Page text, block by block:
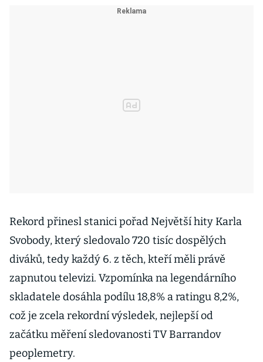
Rekord přinesl stanici pořad Největší hity Karla
Svobody, který sledovalo 720 tisíc dospělých
diváků, tedy každý 6. z těch, kteří měli právě
zapnutou televizi. Vzpomínka na legendárního
skladatele dosáhla podílu 18,8% a ratingu 8,2%,
což je zcela rekordní výsledek, nejlepší od
začátku měření sledovanosti TV Barrandov
peoplemetry.